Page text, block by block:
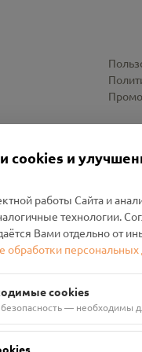
Помним»
Рудня, улица Западная,
cookies и
работы Сайта и
технологии.
Вами отдельно от
обработки
cookies
безопасность — необходимы